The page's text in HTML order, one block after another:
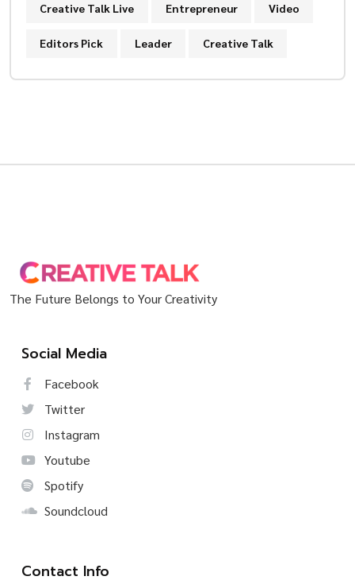
Creative Talk Live Entrepreneur Video
Editors Pick Leader Creative Talk
The Future Belongs to Your Creativity
Social Media
Facebook
Twitter
Instagram
Youtube
Spotify
Soundcloud
Contact Info